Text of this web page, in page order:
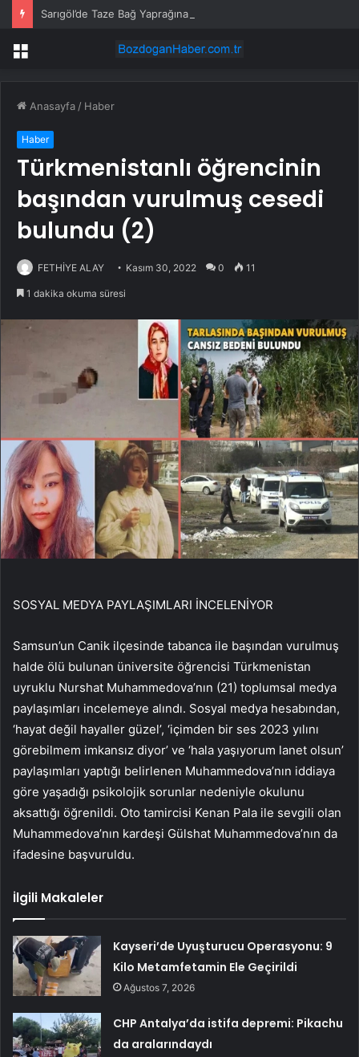
Sarıgöl’de Taze Bağ Yaprağına Yoğun İlgi
Menü
Anasayfa / Haber
Haber
Türkmenistanlı öğrencinin
başından vurulmuş cesedi
bulundu (2)
FETHİYE ALAY Kasım 30, 2022 0 11
1 dakika okuma süresi
SOSYAL MEDYA PAYLAŞIMLARI İNCELENİYOR
Samsun’un Canik ilçesinde tabanca ile başından vurulmuş
halde ölü bulunan üniversite öğrencisi Türkmenistan
uyruklu Nurshat Muhammedova’nın (21) toplumsal medya
paylaşımları incelemeye alındı. Sosyal medya hesabından,
‘hayat değil hayaller güzel’, ‘içimden bir ses 2023 yılını
görebilmem imkansız diyor’ ve ‘hala yaşıyorum lanet olsun’
paylaşımları yaptığı belirlenen Muhammedova’nın iddiaya
göre yaşadığı psikolojik sorunlar nedeniyle okulunu
aksattığı öğrenildi. Oto tamircisi Kenan Pala ile sevgili olan
Muhammedova’nın kardeşi Gülshat Muhammedova’nın da
ifadesine başvuruldu.
İlgili Makaleler
Kayseri’de Uyuşturucu Operasyonu: 9
Kilo Metamfetamin Ele Geçirildi
Ağustos 7, 2026
CHP Antalya’da istifa depremi: Pikachu
da aralarındaydı